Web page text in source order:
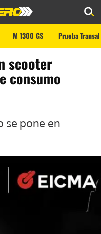
M 1300 GS Prueba
scooter
consumo
se pone en